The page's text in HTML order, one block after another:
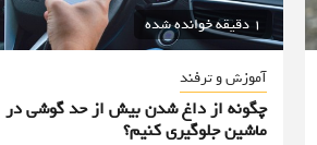
1 دقیقه خوانده شده
آموزش و ترفند
چگونه از داغ شدن بیش از حد گوشی در
ماشین جلوگیری کنیم؟